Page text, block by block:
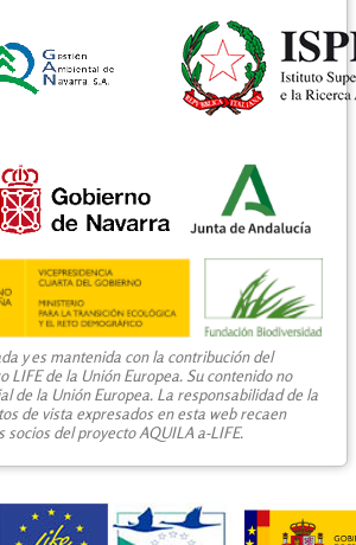
y es mantenida con la contribución del
LIFE de la Unión Europea. Su contenido no
de la Unión Europea. La responsabilidad de la
de vista expresados en esta web recaen
socios del proyecto AQUILA a-LIFE.